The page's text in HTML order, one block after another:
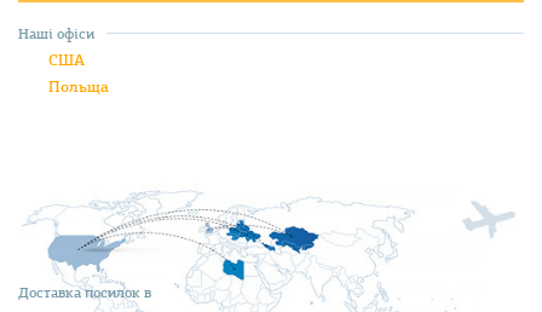
Доставка посилок в
Наші офіси
США
Польща